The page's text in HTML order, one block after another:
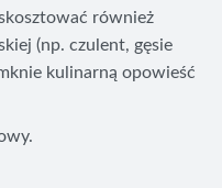
również
(np. czulent, gęsie
kulinarną opowieść